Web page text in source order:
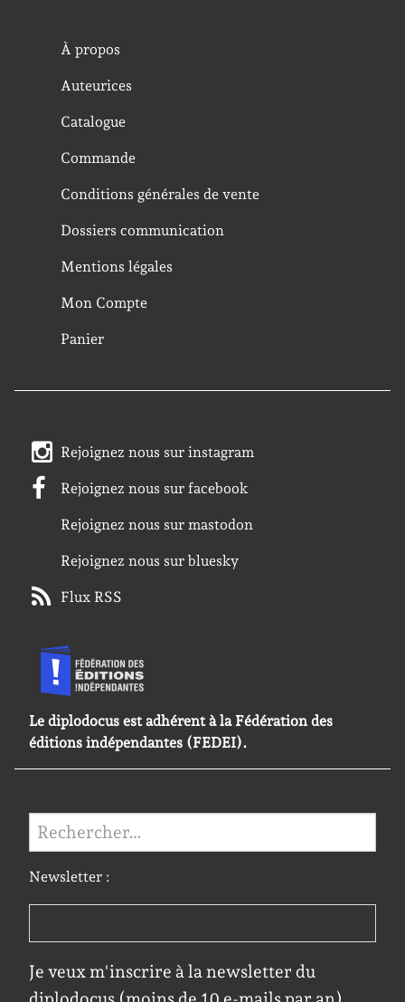
À propos
Auteurices
Catalogue
Commande
Conditions générales de vente
Dossiers communication
Mentions légales
Mon Compte
Panier
Rejoignez nous sur instagram
Rejoignez nous sur facebook
Rejoignez nous sur mastodon
Rejoignez nous sur bluesky
Flux RSS
Le diplodocus est adhérent à la Fédération des
éditions indépendantes (FEDEI).
Rechercher :
Newsletter :
Je veux m'inscrire à la newsletter du